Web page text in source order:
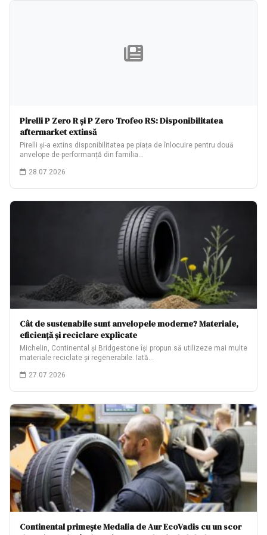
Pirelli P Zero R și P Zero Trofeo RS: Disponibilitatea
aftermarket extinsă
Pirelli și-a extins disponibilitatea pe piața de înlocuire pentru două
anvelope de performanță din familia…
28.07.2026
Cât de sustenabile sunt anvelopele moderne? Materiale,
eficiență și reciclare explicate
Michelin, Continental și Bridgestone își propun să utilizeze mai multe
materiale reciclate și regenerabile. Iată…
27.07.2026
Continental primește Medalia de Aur EcoVadis cu un scor